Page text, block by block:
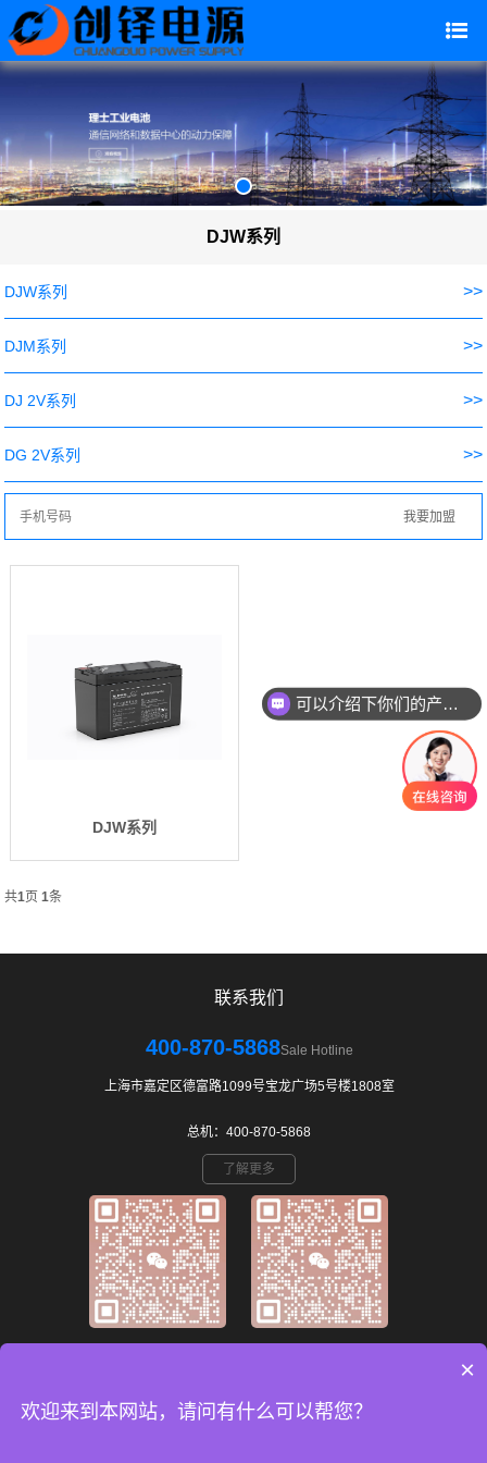
DJW系列
DJW系列 >>
DJM系列 >>
DJ 2V系列 >>
DG 2V系列 >>
DJW系列
共1页1条
联系我们
400-870-5868Sale Hotline
上海市嘉定区德富路1099号宝龙广场5号楼1808室
总机：400-870-5868
了解更多
Copyright © 2023-2026 上海创铎电源科技有限公司版权所有 备案号：
可以介绍下你们的产品么
×
欢迎来到本网站，请问有什么可以帮您？